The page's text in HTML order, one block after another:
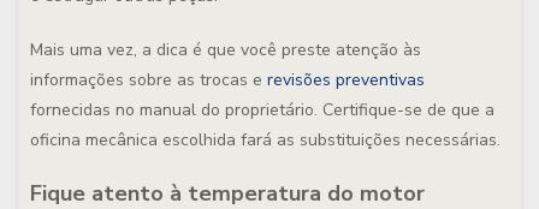
Mais uma vez, a dica é que você preste atenção às
informações sobre as trocas e revisões preventivas
fornecidas no manual do proprietário. Certifique-se de que a
oficina mecânica escolhida fará as substituições necessárias.
Fique atento à temperatura do motor